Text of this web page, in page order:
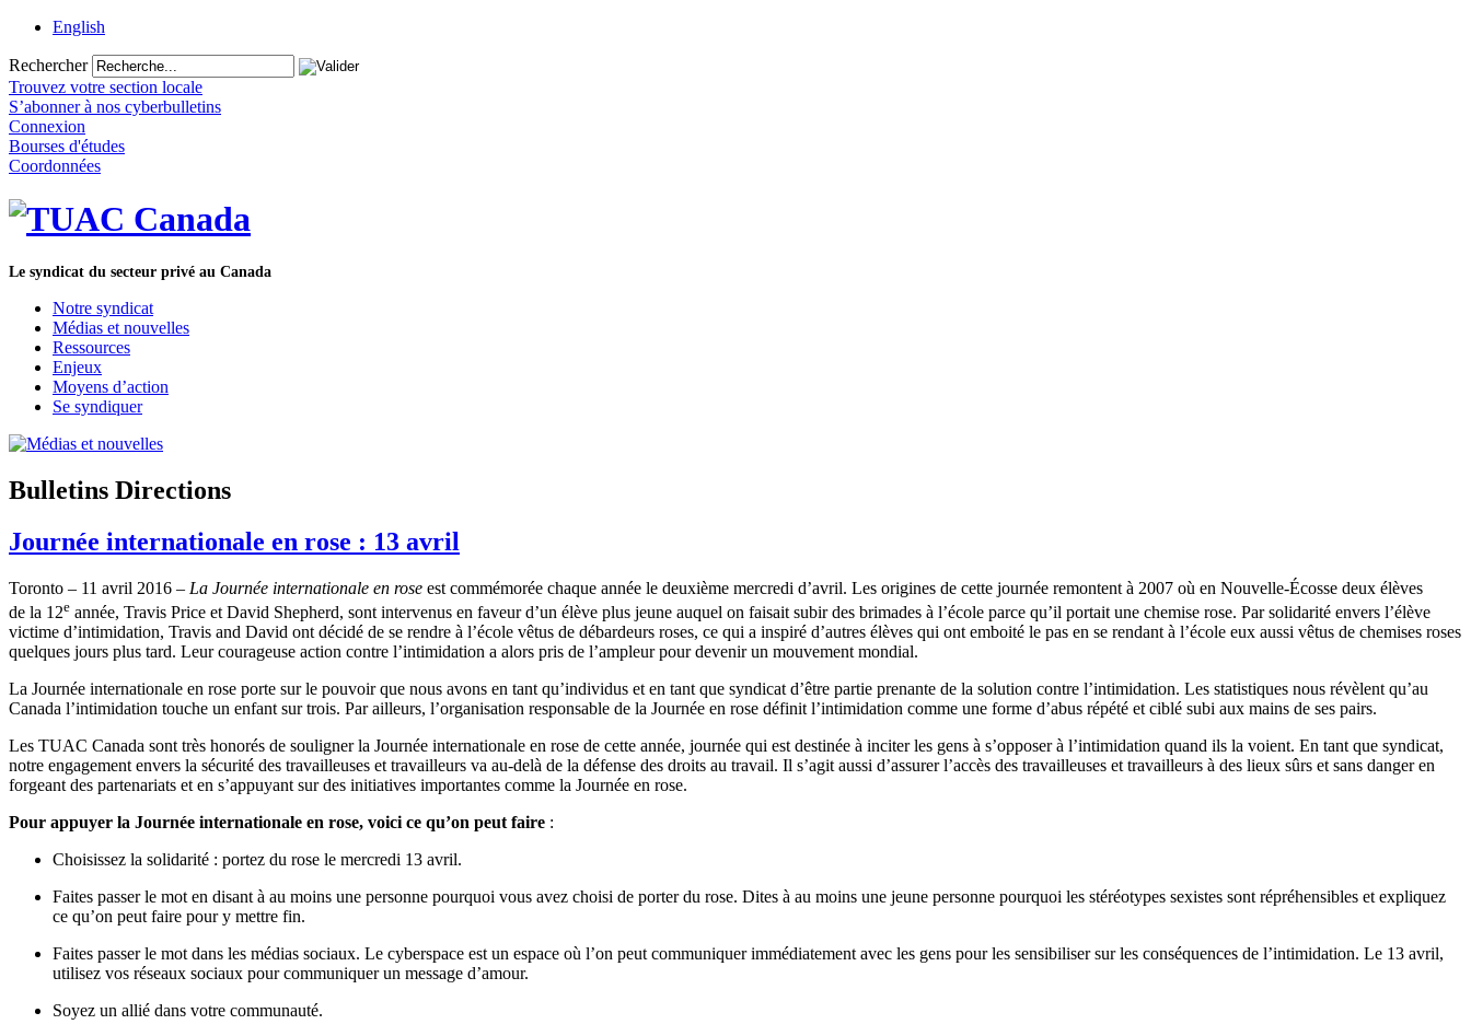
English
Rechercher
Trouvez votre section locale
S’abonner à nos cyberbulletins
Connexion
Bourses d'études
Coordonnées
Le syndicat du secteur privé au Canada
Notre syndicat
Médias et nouvelles
Ressources
Enjeux
Moyens d’action
Se syndiquer
Bulletins Directions
Journée internationale en rose : 13 avril
Toronto – 11 avril 2016 – La Journée internationale en rose est commémorée chaque année le deuxième mercredi d’avril. Les origines de cette journée remontent à 2007 où en Nouvelle-Écosse deux élèves
de la 12e année, Travis Price et David Shepherd, sont intervenus en faveur d’un élève plus jeune auquel on faisait subir des brimades à l’école parce qu’il portait une chemise rose. Par solidarité envers l’élève
victime d’intimidation, Travis and David ont décidé de se rendre à l’école vêtus de débardeurs roses, ce qui a inspiré d’autres élèves qui ont emboité le pas en se rendant à l’école eux aussi vêtus de chemises roses
quelques jours plus tard. Leur courageuse action contre l’intimidation a alors pris de l’ampleur pour devenir un mouvement mondial.
La Journée internationale en rose porte sur le pouvoir que nous avons en tant qu’individus et en tant que syndicat d’être partie prenante de la solution contre l’intimidation. Les statistiques nous révèlent qu’au
Canada l’intimidation touche un enfant sur trois. Par ailleurs, l’organisation responsable de la Journée en rose définit l’intimidation comme une forme d’abus répété et ciblé subi aux mains de ses pairs.
Les TUAC Canada sont très honorés de souligner la Journée internationale en rose de cette année, journée qui est destinée à inciter les gens à s’opposer à l’intimidation quand ils la voient. En tant que syndicat,
notre engagement envers la sécurité des travailleuses et travailleurs va au-delà de la défense des droits au travail. Il s’agit aussi d’assurer l’accès des travailleuses et travailleurs à des lieux sûrs et sans danger en
forgeant des partenariats et en s’appuyant sur des initiatives importantes comme la Journée en rose.
Pour appuyer la Journée internationale en rose, voici ce qu’on peut faire :
Choisissez la solidarité : portez du rose le mercredi 13 avril.
Faites passer le mot en disant à au moins une personne pourquoi vous avez choisi de porter du rose. Dites à au moins une jeune personne pourquoi les stéréotypes sexistes sont répréhensibles et expliquez
ce qu’on peut faire pour y mettre fin.
Faites passer le mot dans les médias sociaux. Le cyberspace est un espace où l’on peut communiquer immédiatement avec les gens pour les sensibiliser sur les conséquences de l’intimidation. Le 13 avril,
utilisez vos réseaux sociaux pour communiquer un message d’amour.
Soyez un allié dans votre communauté.